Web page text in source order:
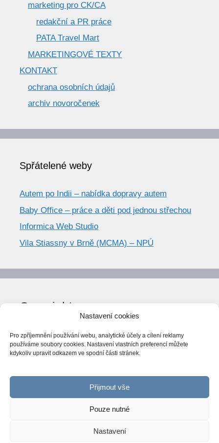
Nastavení cookies
Pro zpříjemnění používání webu, analytické účely a cílení reklamy
používáme soubory cookies. Nastavení vlastních preferencí můžete
kdykoliv upravit odkazem ve spodní části stránek.
Přijmout vše
Pouze nutné
Nastavení
marketing pro CK/CA
redakční a PR práce
PATA Travel Mart
MARKETINGOVÉ TEXTY
KONTAKT
ochrana osobních údajů
archiv novoročenek
Spřátelené weby
Autem po Indii – nabídka dopravy autem
Baby Office – práce a děti pod jednou střechou
Informica Web Studio
Vila Stiassny v Brně (MCMA) – NPÚ
Copyright
© World Trend 2014-2026
Všechna práva vyhrazena.
CC BY-NC 4.0
ováno Národní knihovnou ČR